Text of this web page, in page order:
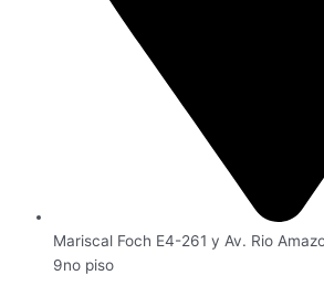
Mariscal Foch E4-261 y Av. Rio
9no piso